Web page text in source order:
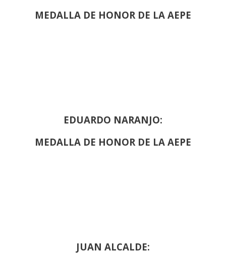
MEDALLA DE HONOR DE LA AEPE
EDUARDO NARANJO:
MEDALLA DE HONOR DE LA AEPE
JUAN ALCALDE: